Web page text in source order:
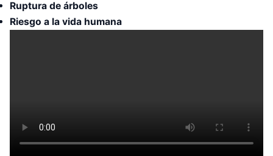
Ruptura de árboles
Riesgo a la vida humana